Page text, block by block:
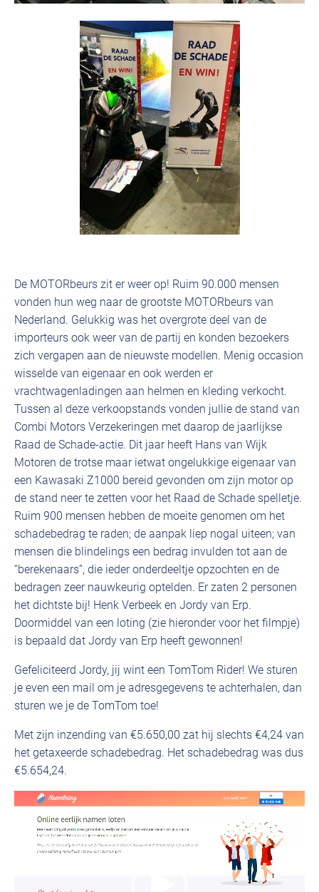
De MOTORbeurs zit er weer op! Ruim 90.000 mensen
vonden hun weg naar de grootste MOTORbeurs van
Nederland. Gelukkig was het overgrote deel van de
importeurs ook weer van de partij en konden bezoekers
zich vergapen aan de nieuwste modellen. Menig occasion
wisselde van eigenaar en ook werden er
vrachtwagenladingen aan helmen en kleding verkocht.
Tussen al deze verkoopstands vonden jullie de stand van
Combi Motors Verzekeringen met daarop de jaarlijkse
Raad de Schade-actie. Dit jaar heeft Hans van Wijk
Motoren de trotse maar ietwat ongelukkige eigenaar van
een Kawasaki Z1000 bereid gevonden om zijn motor op
de stand neer te zetten voor het Raad de Schade spelletje.
Ruim 900 mensen hebben de moeite genomen om het
schadebedrag te raden; de aanpak liep nogal uiteen; van
mensen die blindelings een bedrag invulden tot aan de
“berekenaars”, die ieder onderdeeltje opzochten en de
bedragen zeer nauwkeurig optelden. Er zaten 2 personen
het dichtste bij! Henk Verbeek en Jordy van Erp.
Doormiddel van een loting (zie hieronder voor het filmpje)
is bepaald dat Jordy van Erp heeft gewonnen!
Gefeliciteerd Jordy, jij wint een TomTom Rider! We sturen
je even een mail om je adresgegevens te achterhalen, dan
sturen we je de TomTom toe!
Met zijn inzending van €5.650,00 zat hij slechts €4,24 van
het getaxeerde schadebedrag. Het schadebedrag was dus
€5.654,24.
Videospeler